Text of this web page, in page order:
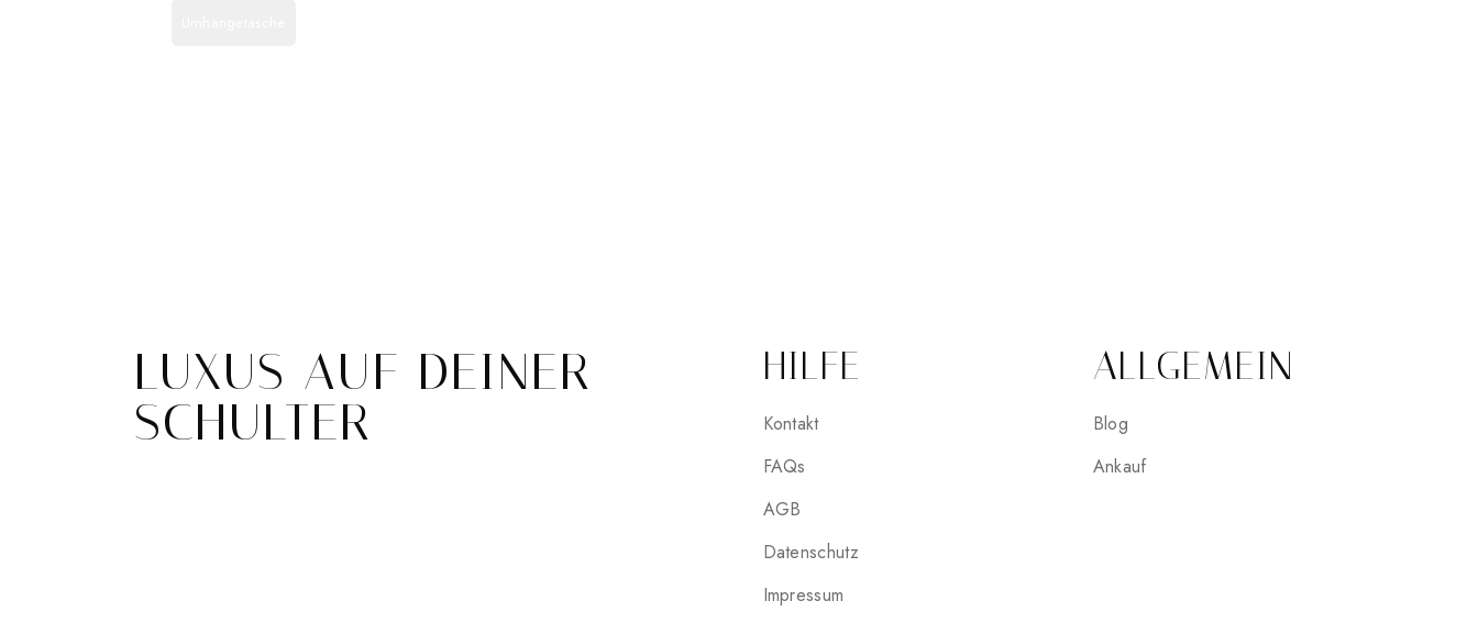
LUXUS AUF DEINER
SCHULTER
HILFE
Kontakt
FAQs
AGB
Datenschutz
Impressum
ALLGEMEIN
Blog
Ankauf